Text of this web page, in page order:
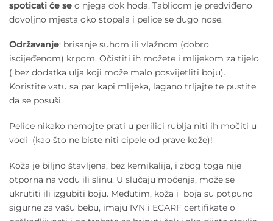
spoticati će se o njega dok hoda. Tablicom je predviđeno
dovoljno mjesta oko stopala i pelice se dugo nose.
Održavanje: brisanje suhom ili vlažnom (dobro
iscijeđenom) krpom. Očistiti ih možete i mlijekom za tijelo
( bez dodatka ulja koji može malo posvijetliti boju).
Koristite vatu sa par kapi mlijeka, lagano trljajte te pustite
da se posuši.
Pelice nikako nemojte prati u perilici rublja niti ih močiti u
vodi (kao što ne biste niti cipele od prave kože)!
Koža je biljno štavljena, bez kemikalija, i zbog toga nije
otporna na vodu ili slinu. U slučaju močenja, može se
ukrutiti ili izgubiti boju. Međutim, koža i boja su potpuno
sigurne za vašu bebu, imaju IVN i ECARF certifikate o